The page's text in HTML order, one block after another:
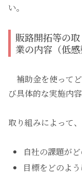
い。
販路開拓等の
業の内容（低感
補助金を使って
び具体的な実施内
取り組みによって、
自社の課題が
目標をどのよ